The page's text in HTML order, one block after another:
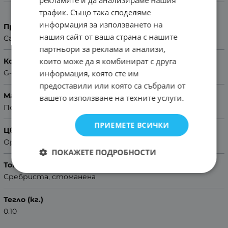
Производител
Casio
Колекция
G-Shock
Материал
Полимерен
Цвят
Оранжев
Тока / закопчаване/
Сребриста, стоманена
Тегло (кг.)
0.10
трафик. Също така споделяме
информация за използването на
нашия сайт от ваша страна с нашите
партньори за реклама и анализи,
които може да я комбинират с друга
информация, която сте им
предоставили или която са събрали от
вашето използване на техните услуги.
ПРИЕМЕТЕ ВСИЧКИ
ПОКАЖЕТЕ ПОДРОБНОСТИ